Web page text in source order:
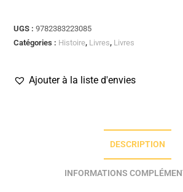
UGS :9782383223085
Catégories : Histoire, Livres, Livres
Ajouter à la liste d'envies
DESCRIPTION
INFORMATIONS